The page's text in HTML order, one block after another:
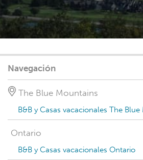
Navegación
The Blue Mountains
B&B y Casas vacacionales The
Ontario
B&B y Casas vacacionales Ontario